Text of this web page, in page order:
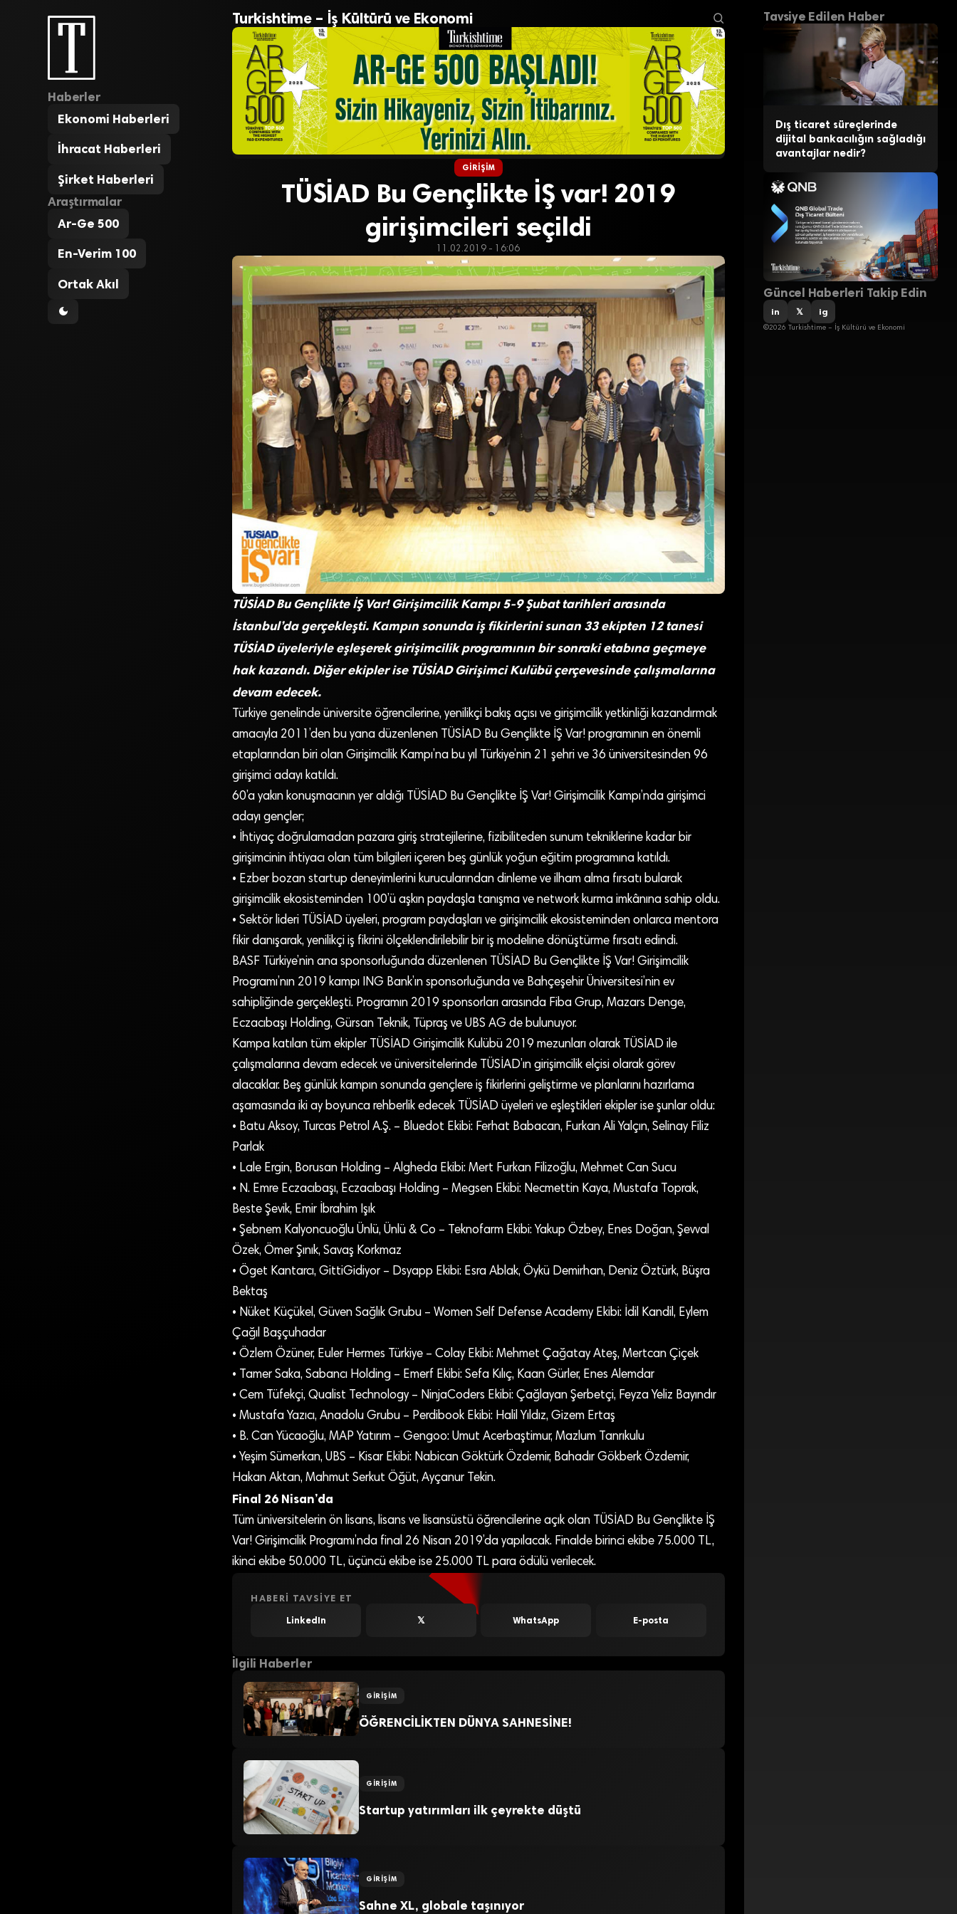
Haberler
Ekonomi Haberleri
İhracat Haberleri
Şirket Haberleri
Araştırmalar
Ar-Ge 500
En-Verim 100
Ortak Akıl
Turkishtime – İş Kültürü ve Ekonomi
GIRIŞIM
TÜSİAD Bu Gençlikte İŞ var! 2019
girişimcileri seçildi
11.02.2019 - 16:06
TÜSİAD Bu Gençlikte İŞ Var! Girişimcilik Kampı 5-9 Şubat tarihleri arasında
İstanbul’da gerçekleşti. Kampın sonunda iş fikirlerini sunan 33 ekipten 12 tanesi
TÜSİAD üyeleriyle eşleşerek girişimcilik programının bir sonraki etabına geçmeye
hak kazandı. Diğer ekipler ise TÜSİAD Girişimci Kulübü çerçevesinde çalışmalarına
devam edecek.
Türkiye genelinde üniversite öğrencilerine, yenilikçi bakış açısı ve girişimcilik yetkinliği kazandırmak
amacıyla 2011’den bu yana düzenlenen TÜSİAD Bu Gençlikte İŞ Var! programının en önemli
etaplarından biri olan Girişimcilik Kampı’na bu yıl Türkiye’nin 21 şehri ve 36 üniversitesinden 96
girişimci adayı katıldı.
60’a yakın konuşmacının yer aldığı TÜSİAD Bu Gençlikte İŞ Var! Girişimcilik Kampı’nda girişimci
adayı gençler;
• İhtiyaç doğrulamadan pazara giriş stratejilerine, fizibiliteden sunum tekniklerine kadar bir
girişimcinin ihtiyacı olan tüm bilgileri içeren beş günlük yoğun eğitim programına katıldı.
• Ezber bozan startup deneyimlerini kurucularından dinleme ve ilham alma fırsatı bularak
girişimcilik ekosisteminden 100’ü aşkın paydaşla tanışma ve network kurma imkânına sahip oldu.
• Sektör lideri TÜSİAD üyeleri, program paydaşları ve girişimcilik ekosisteminden onlarca mentora
fikir danışarak, yenilikçi iş fikrini ölçeklendirilebilir bir iş modeline dönüştürme fırsatı edindi.
BASF Türkiye’nin ana sponsorluğunda düzenlenen TÜSİAD Bu Gençlikte İŞ Var! Girişimcilik
Programı’nın 2019 kampı ING Bank’ın sponsorluğunda ve Bahçeşehir Üniversitesi’nin ev
sahipliğinde gerçekleşti. Programın 2019 sponsorları arasında Fiba Grup, Mazars Denge,
Eczacıbaşı Holding, Gürsan Teknik, Tüpraş ve UBS AG de bulunuyor.
Kampa katılan tüm ekipler TÜSİAD Girişimcilik Kulübü 2019 mezunları olarak TÜSİAD ile
çalışmalarına devam edecek ve üniversitelerinde TÜSİAD’ın girişimcilik elçisi olarak görev
alacaklar. Beş günlük kampın sonunda gençlere iş fikirlerini geliştirme ve planlarını hazırlama
aşamasında iki ay boyunca rehberlik edecek TÜSİAD üyeleri ve eşleştikleri ekipler ise şunlar oldu:
• Batu Aksoy, Turcas Petrol A.Ş. – Bluedot Ekibi: Ferhat Babacan, Furkan Ali Yalçın, Selinay Filiz
Parlak
• Lale Ergin, Borusan Holding – Algheda Ekibi: Mert Furkan Filizoğlu, Mehmet Can Sucu
• N. Emre Eczacıbaşı, Eczacıbaşı Holding – Megsen Ekibi: Necmettin Kaya, Mustafa Toprak,
Beste Şevik, Emir İbrahim Işık
• Şebnem Kalyoncuoğlu Ünlü, Ünlü & Co – Teknofarm Ekibi: Yakup Özbey, Enes Doğan, Şevval
Özek, Ömer Şınık, Savaş Korkmaz
• Öget Kantarcı, GittiGidiyor – Dsyapp Ekibi: Esra Ablak, Öykü Demirhan, Deniz Öztürk, Büşra
Bektaş
• Nüket Küçükel, Güven Sağlık Grubu – Women Self Defense Academy Ekibi: İdil Kandil, Eylem
Çağıl Başçuhadar
• Özlem Özüner, Euler Hermes Türkiye – Colay Ekibi: Mehmet Çağatay Ateş, Mertcan Çiçek
• Tamer Saka, Sabancı Holding – Emerf Ekibi: Sefa Kılıç, Kaan Gürler, Enes Alemdar
• Cem Tüfekçi, Qualist Technology – NinjaCoders Ekibi: Çağlayan Şerbetçi, Feyza Yeliz Bayındır
• Mustafa Yazıcı, Anadolu Grubu – Perdibook Ekibi: Halil Yıldız, Gizem Ertaş
• B. Can Yücaoğlu, MAP Yatırım – Gengoo: Umut Acerbaştimur, Mazlum Tanrıkulu
• Yeşim Sümerkan, UBS – Kisar Ekibi: Nabican Göktürk Özdemir, Bahadır Gökberk Özdemir,
Hakan Aktan, Mahmut Serkut Öğüt, Ayçanur Tekin.
Final 26 Nisan’da
Tüm üniversitelerin ön lisans, lisans ve lisansüstü öğrencilerine açık olan TÜSİAD Bu Gençlikte İŞ
Var! Girişimcilik Programı’nda final 26 Nisan 2019’da yapılacak. Finalde birinci ekibe 75.000 TL,
ikinci ekibe 50.000 TL, üçüncü ekibe ise 25.000 TL para ödülü verilecek.
HABERI TAVSIYE ET
LinkedIn 𝕏 WhatsApp E-posta
İlgili Haberler
GIRIŞIM
ÖĞRENCİLİKTEN DÜNYA SAHNESİNE!
GIRIŞIM
Startup yatırımları ilk çeyrekte düştü
GIRIŞIM
Sahne XL, globale taşınıyor
Tavsiye Edilen Haber
Dış ticaret süreçlerinde
dijital bankacılığın sağladığı
avantajlar nedir?
Güncel Haberleri Takip Edin
in 𝕏 ig
©2026 Turkishtime – İş Kültürü ve Ekonomi